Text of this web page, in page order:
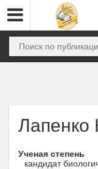
Лапенко
Ученая степень
кандидат